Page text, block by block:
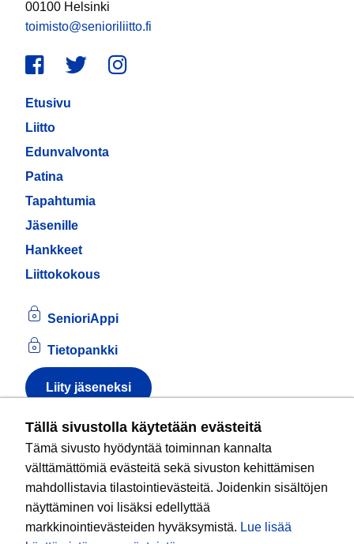
Tällä sivustolla käytetään evästeitä
Tämä sivusto hyödyntää toiminnan kannalta
välttämättömiä evästeitä sekä sivuston kehittämisen
mahdollistavia tilastointievästeitä. Joidenkin sisältöjen
näyttäminen voi lisäksi edellyttää
markkinointievästeiden hyväksymistä. Lue lisää
00100 Helsinki
toimisto@senioriliitto.fi
Facebook
TwitterInstagram
Etusivu
Liitto
Edunvalvonta
Patina
Tapahtumia
Jäsenille
Hankkeet
Liittokokous
SenioriAppi
Tietopankki
Liity jäseneksi
Tietoa evästeistä
Kansallinen senioriliitto ryon valtakunnallinen
eläkeläisjärjestö, joka edistää ikääntyvien ja
eläkeläisten sosiaalista turvallisuutta ja hyvinvointia
sekä valvoo heidän oikeuksiaan liiton arvoja